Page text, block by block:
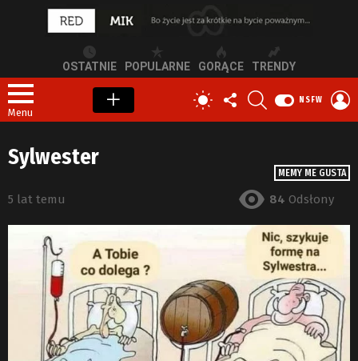
OSTATNIE POPULARNE GORĄCE TRENDY
Menu
PRZEŁĄCZ
SKÓRKĘ
OBSERWUJ
NAS
NSFW
MEMY ME GUSTA
Sylwester
5 lat temu 84 Odsłony